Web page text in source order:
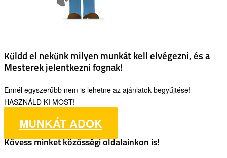
Küldd el nekünk milyen munkát kell elvégezni, és a
Mesterek jelentkezni fognak!
Ennél egyszerűbb nem is lehetne az ajánlatok begyűjtése!
HASZNÁLD KI MOST!
MUNKÁT ADOK
Kövess minket közösségi oldalainkon is!